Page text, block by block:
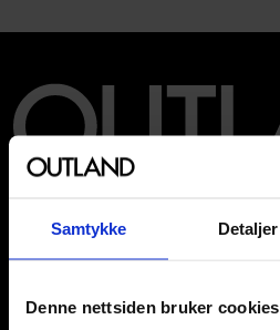
Samtykke Detaljer
Denne nettsiden bruker cookies
Brettspill
Hobby & fritid